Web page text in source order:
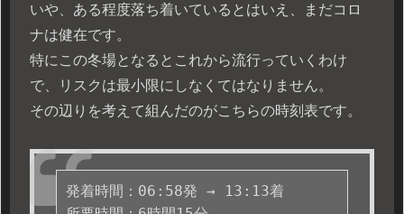
いや、ある程度落ち着いているとはいえ、まだコロ
ナは健在です。
特にこの冬場となるとこれから流行っていくわけ
で、リスクは最小限にしなくてはなりません。
その辺りを考えて組んだのがこちらの時刻表です。
発着時間：06:58発 → 13:13着